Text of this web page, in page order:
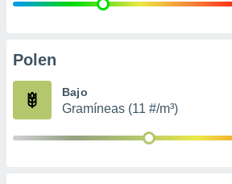
e
publicidad
Polen
Bajo
Gramíneas (11 #/m³)